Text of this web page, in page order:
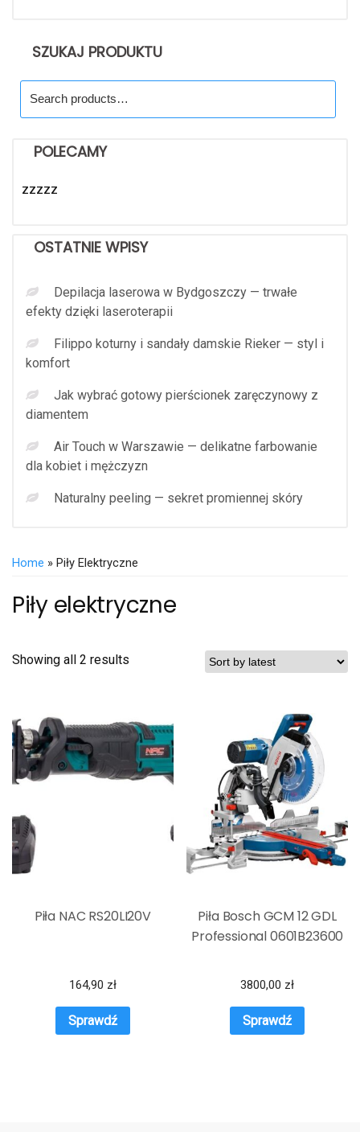
SZUKAJ PRODUKTU
for:
POLECAMY
zzzzz
OSTATNIE WPISY
Depilacja laserowa w Bydgoszczy — trwałe
efekty dzięki laseroterapii
Filippo koturny i sandały damskie Rieker — styl i
komfort
Jak wybrać gotowy pierścionek zaręczynowy z
diamentem
Air Touch w Warszawie — delikatne farbowanie
dla kobiet i mężczyzn
Naturalny peeling — sekret promiennej skóry
Home » Piły Elektryczne
Piły elektryczne
Showing all 2 results
Piła NAC RS20LI20V
164,90 zł
Sprawdź
Piła Bosch GCM 12 GDL
Professional 0601B23600
3800,00 zł
Sprawdź